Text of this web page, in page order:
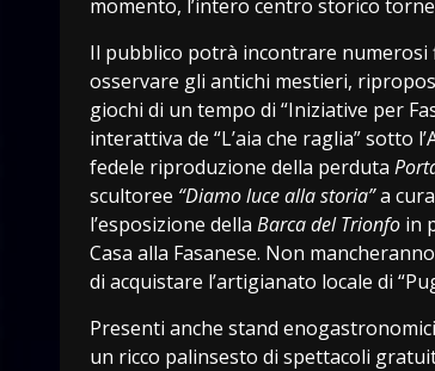
momento, l’intero centro storico
Il pubblico potrà incontrare
osservare gli antichi mestieri,
giochi di un tempo di “Iniziative per
interattiva de “L’aia che raglia” sotto
fedele riproduzione della perduta
scultoree “Diamo luce alla storia”a cura
l’esposizione della Barca del Trionfo in
Casa alla Fasanese. Non
di acquistare l’artigianato locale di
Presenti anche stand
un ricco palinsesto di spettacoli